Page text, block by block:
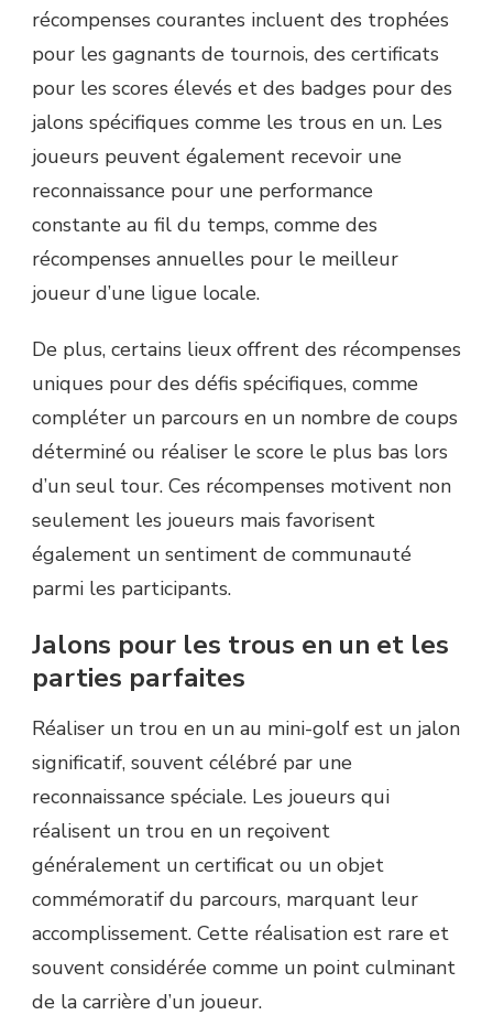
récompenses courantes incluent des trophées
pour les gagnants de tournois, des certificats
pour les scores élevés et des badges pour des
jalons spécifiques comme les trous en un. Les
joueurs peuvent également recevoir une
reconnaissance pour une performance
constante au fil du temps, comme des
récompenses annuelles pour le meilleur
joueur d’une ligue locale.
De plus, certains lieux offrent des récompenses
uniques pour des défis spécifiques, comme
compléter un parcours en un nombre de coups
déterminé ou réaliser le score le plus bas lors
d’un seul tour. Ces récompenses motivent non
seulement les joueurs mais favorisent
également un sentiment de communauté
parmi les participants.
Jalons pour les trous en un et les
parties parfaites
Réaliser un trou en un au mini-golf est un jalon
significatif, souvent célébré par une
reconnaissance spéciale. Les joueurs qui
réalisent un trou en un reçoivent
généralement un certificat ou un objet
commémoratif du parcours, marquant leur
accomplissement. Cette réalisation est rare et
souvent considérée comme un point culminant
de la carrière d’un joueur.